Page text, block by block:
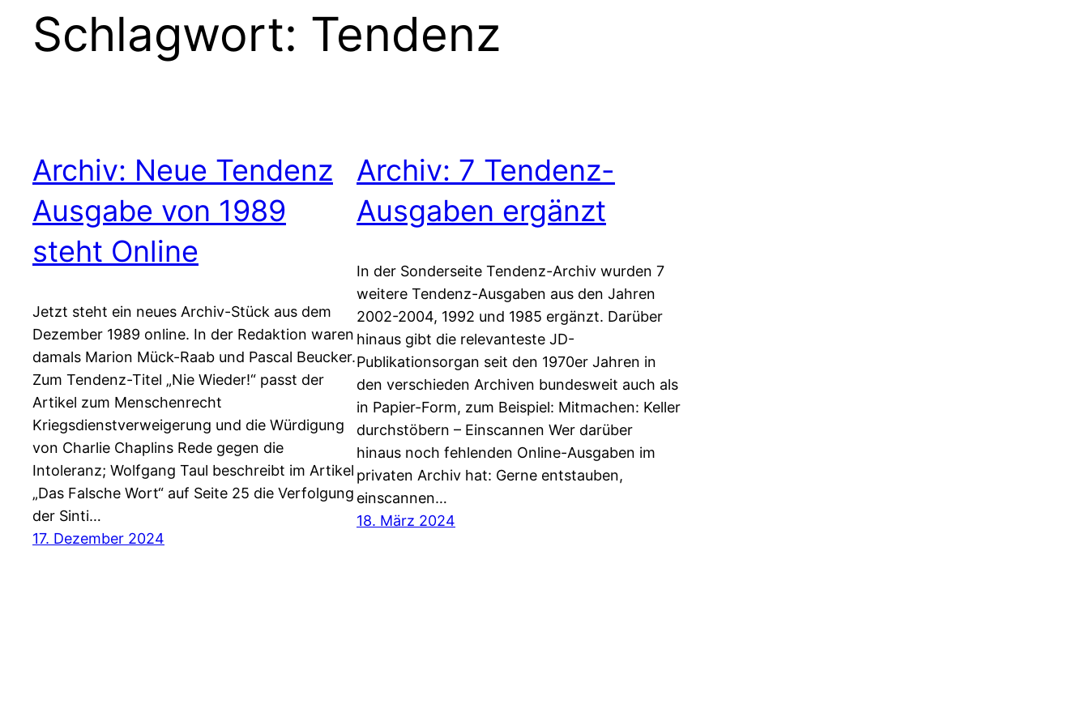
Schlagwort: Tendenz
Archiv: Neue Tendenz
Ausgabe von 1989
steht Online
Jetzt steht ein neues Archiv-Stück aus dem
Dezember 1989 online. In der Redaktion waren
damals Marion Mück-Raab und Pascal Beucker.
Zum Tendenz-Titel „Nie Wieder!“ passt der
Artikel zum Menschenrecht
Kriegsdienstverweigerung und die Würdigung
von Charlie Chaplins Rede gegen die
Intoleranz; Wolfgang Taul beschreibt im Artikel
„Das Falsche Wort“ auf Seite 25 die Verfolgung
der Sinti…
17. Dezember 2024
Archiv: 7 Tendenz-
Ausgaben ergänzt
In der Sonderseite Tendenz-Archiv wurden 7
weitere Tendenz-Ausgaben aus den Jahren
2002-2004, 1992 und 1985 ergänzt. Darüber
hinaus gibt die relevanteste JD-
Publikationsorgan seit den 1970er Jahren in
den verschieden Archiven bundesweit auch als
in Papier-Form, zum Beispiel: Mitmachen: Keller
durchstöbern – Einscannen Wer darüber
hinaus noch fehlenden Online-Ausgaben im
privaten Archiv hat: Gerne entstauben,
einscannen…
18. März 2024